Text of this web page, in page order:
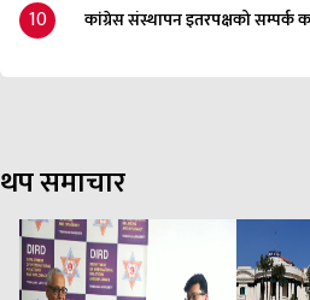
10 कांग्रेस संस्थापन इतरपक्षको सम्पर्क
थप समाचार